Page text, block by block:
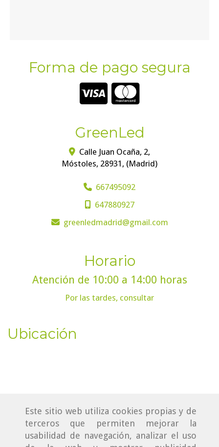
Este sitio web utiliza cookies propias y de
terceros que permiten mejorar la
usabilidad de navegación, analizar el uso
Forma de pago segura
GreenLed
Calle Juan Ocaña, 2,
Móstoles, 28931 , (Madrid)
667495092
647880927
greenledmadrid
gmail.com
Horario
Atención de 10:00 a 14:00 horas
Por las tardes, consultar
Ubicación